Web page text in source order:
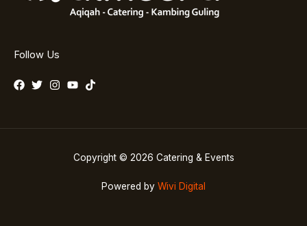
Follow Us
Copyright © 2026 Catering & Events
Powered by Wivi Digital